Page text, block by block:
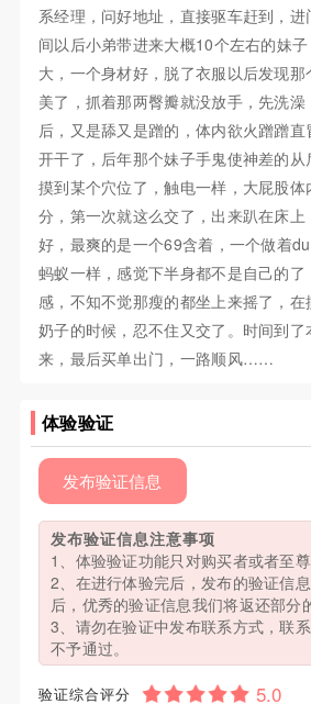
系经理，问好地址，直接驱车赶到，
间以后小弟带进来大概10个左右的妹
大，一个身材好，脱了衣服以后发现
美了，抓着那两臀瓣就没放手，先洗
后，又是舔又是蹭的，体内欲火蹭蹭
开干了，后年那个妹子手鬼使神差的
摸到某个穴位了，触电一样，大屁股
分，第一次就这么交了，出来趴在床
好，最爽的是一个69含着，一个做着
蚂蚁一样，感觉下半身都不是自己的
感，不知不觉那瘦的都坐上来摇了，
奶子的时候，忍不住又交了。时间到
来，最后买单出门，一路顺风……
体验验证
发布验证信息
发布验证信息注意事项
1、体验验证功能只对购买者或者至尊
2、在进行体验完后，发布的验证信
后，优秀的验证信息我们将返还部分
3、请勿在验证中发布联系方式，联
不予通过。
验证综合评分